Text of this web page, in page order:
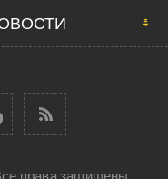
права защищены.